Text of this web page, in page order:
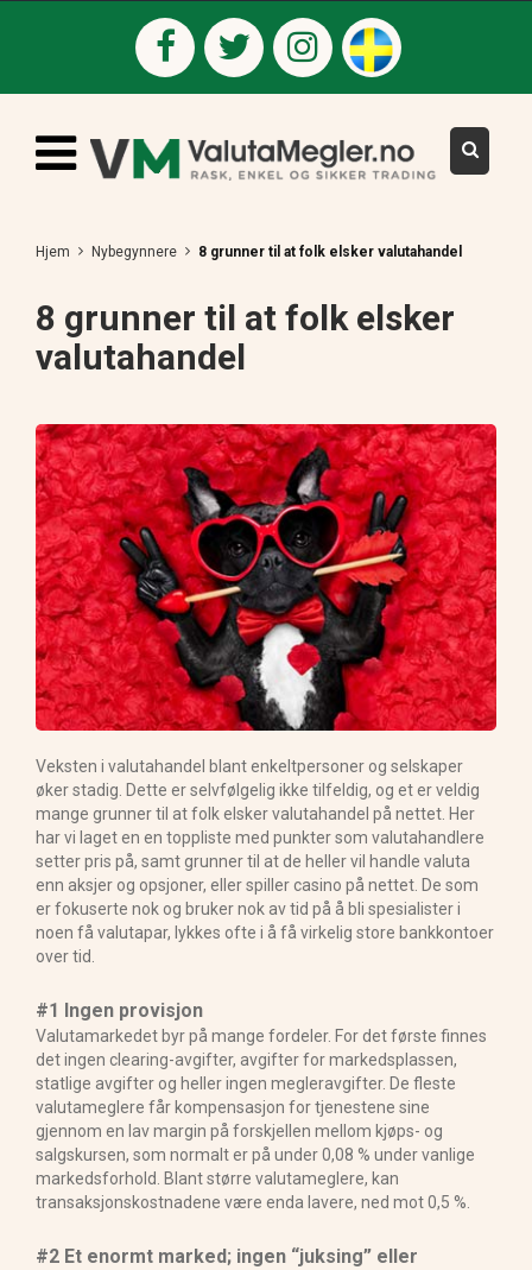
Hjem Nybegynnere 8 grunner til at folk elsker valutahandel
8 grunner til at folk elsker
valutahandel
Veksten i valutahandel blant enkeltpersoner og selskaper
øker stadig. Dette er selvfølgelig ikke tilfeldig, og et er veldig
mange grunner til at folk elsker valutahandel på nettet. Her
har vi laget en en toppliste med punkter som valutahandlere
setter pris på, samt grunner til at de heller vil handle valuta
enn aksjer og opsjoner, eller spiller casino på nettet. De som
er fokuserte nok og bruker nok av tid på å bli spesialister i
noen få valutapar, lykkes ofte i å få virkelig store bankkontoer
over tid.
#1 Ingen provisjon
Valutamarkedet byr på mange fordeler. For det første finnes
det ingen clearing-avgifter, avgifter for markedsplassen,
statlige avgifter og heller ingen megleravgifter. De fleste
valutameglere får kompensasjon for tjenestene sine
gjennom en lav margin på forskjellen mellom kjøps- og
salgskursen, som normalt er på under 0,08 % under vanlige
markedsforhold. Blant større valutameglere, kan
transaksjonskostnadene være enda lavere, ned mot 0,5 %.
#2 Et enormt marked; ingen “juksing” eller